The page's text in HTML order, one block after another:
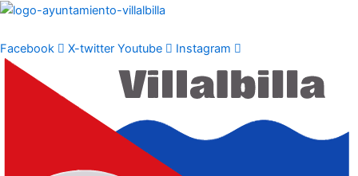
Ir
contenido
Facebook X-twitter Youtube Instagram